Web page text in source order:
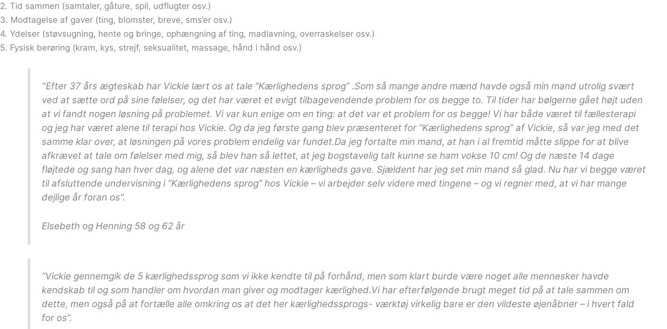
2. Tid sammen (samtaler, gåture, spil, udflugter osv.)
3. Modtagelse af gaver (ting, blomster, breve, sms’er osv.)
4. Ydelser (støvsugning, hente og bringe, ophængning af ting, madlavning, overraskelser osv.)
5. Fysisk berøring (kram, kys, strejf, seksualitet, massage, hånd i hånd osv.)
"Efter 37 års ægteskab har Vickie lært os at tale ”Kærlighedens sprog” .Som så mange andre mænd havde også min mand utrolig svært
ved at sætte ord på sine følelser, og det har været et evigt tilbagevendende problem for os begge to. Til tider har bølgerne gået højt uden
at vi fandt nogen løsning på problemet. Vi var kun enige om en ting: at det var et problem for os begge! Vi har både været til fællesterapi
og jeg har været alene til terapi hos Vickie. Og da jeg første gang blev præsenteret for ”Kærlighedens sprog” af Vickie, så var jeg med det
samme klar over, at løsningen på vores problem endelig var fundet.Da jeg fortalte min mand, at han i al fremtid måtte slippe for at blive
afkrævet at tale om følelser med mig, så blev han så lettet, at jeg bogstavelig talt kunne se ham vokse 10 cm! Og de næste 14 dage
fløjtede og sang han hver dag, og alene det var næsten en kærligheds gave. Sjældent har jeg set min mand så glad. Nu har vi begge været
til afsluttende undervisning i ”Kærlighedens sprog” hos Vickie – vi arbejder selv videre med tingene – og vi regner med, at vi har mange
dejlige år foran os".
Elsebeth og Henning 58 og 62 år
“Vickie gennemgik de 5 kærlighedssprog som vi ikke kendte til på forhånd, men som klart burde være noget alle mennesker havde
kendskab til og som handler om hvordan man giver og modtager kærlighed.Vi har efterfølgende brugt meget tid på at tale sammen om
dette, men også på at fortælle alle omkring os at det her kærlighedssprogs- værktøj virkelig bare er den vildeste øjenåbner – i hvert fald
for os”.